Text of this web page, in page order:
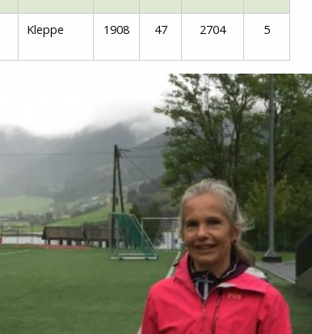
Kleppe 1908 47 2704 5